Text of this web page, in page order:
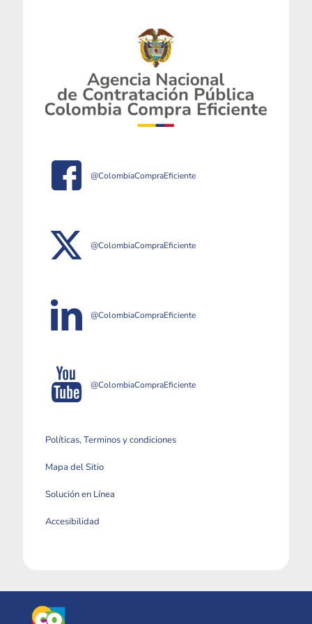
@ColombiaCompraEficiente
@ColombiaCompraEficiente
@ColombiaCompraEficiente
@ColombiaCompraEficiente
Políticas, Terminos y condiciones
Mapa del Sitio
Solución en Línea
Accesibilidad